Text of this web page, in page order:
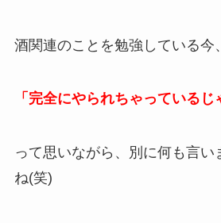
酒関連のことを勉強している今、
「完全にやられちゃっているじ
って思いながら、別に何も言い
ね(笑)